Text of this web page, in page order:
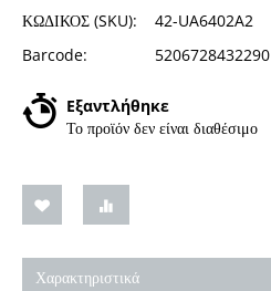
ΚΩΔΙΚΟΣ (SKU):
42-UA6402A2
Barcode:
5206728432290
Εξαντλήθηκε
Το προϊόν δεν είναι διαθέσιμο
Χαρακτηριστικά